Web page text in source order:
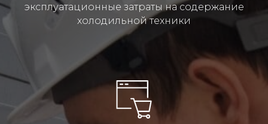
эксплуатационные затраты на содержание
холодильной техники